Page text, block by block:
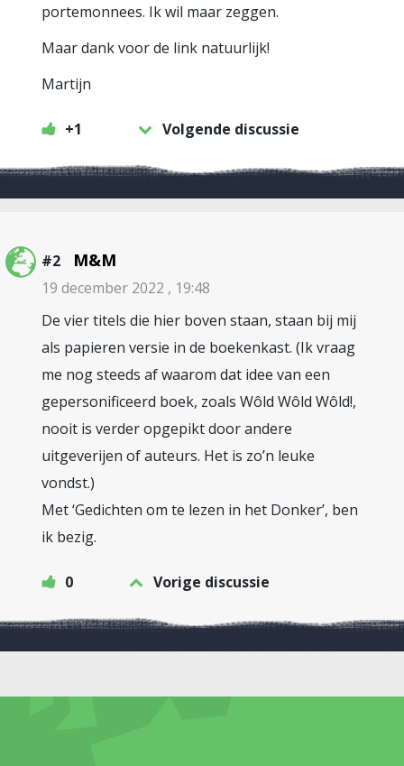
portemonnees. Ik wil maar zeggen.
Maar dank voor de link natuurlijk!
Martijn
+1 Volgende discussie
#2 M&M
19 december 2022 , 19:48
De vier titels die hier boven staan, staan bij mij
als papieren versie in de boekenkast. (Ik vraag
me nog steeds af waarom dat idee van een
gepersonificeerd boek, zoals Wôld Wôld Wôld!,
nooit is verder opgepikt door andere
uitgeverijen of auteurs. Het is zo’n leuke
vondst.)
Met ‘Gedichten om te lezen in het Donker’, ben
ik bezig.
0 Vorige discussie